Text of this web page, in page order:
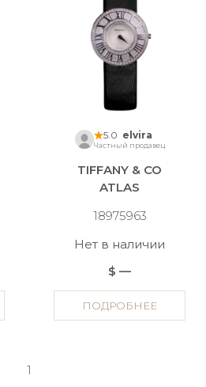
5.0 elvira
Частный продавец
TIFFANY & CO
ATLAS
18975963
Нет в наличии
$ —
ПОДРОБНЕЕ
1